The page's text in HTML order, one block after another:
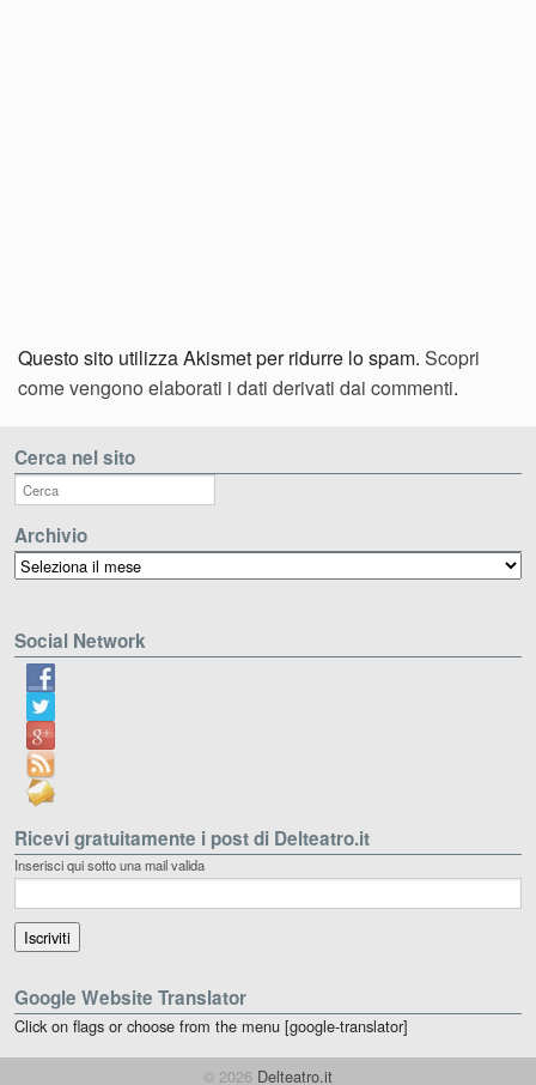
Questo sito utilizza Akismet per ridurre lo spam. Scopri
come vengono elaborati i dati derivati dai commenti.
Cerca nel sito
Archivio
Archivio
Social Network
Ricevi gratuitamente i post di Delteatro.it
Inserisci qui sotto una mail valida
Google Website Translator
Click on flags or choose from the menu [google-translator]
© 2026 Delteatro.it